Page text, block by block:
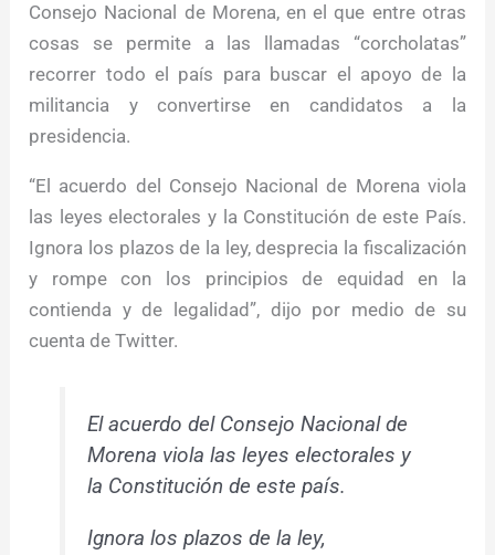
Consejo Nacional de Morena, en el que entre otras
cosas se permite a las llamadas “corcholatas”
recorrer todo el país para buscar el apoyo de la
militancia y convertirse en candidatos a la
presidencia.
“El acuerdo del Consejo Nacional de Morena viola
las leyes electorales y la Constitución de este País.
Ignora los plazos de la ley, desprecia la fiscalización
y rompe con los principios de equidad en la
contienda y de legalidad”, dijo por medio de su
cuenta de Twitter.
El acuerdo del Consejo Nacional de
Morena viola las leyes electorales y
la Constitución de este país.
Ignora los plazos de la ley,